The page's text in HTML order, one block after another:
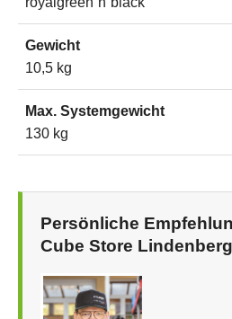
Gewicht
10,5 kg
Max. Systemgewicht
130 kg
Persönliche
Cube Store Lindenberg